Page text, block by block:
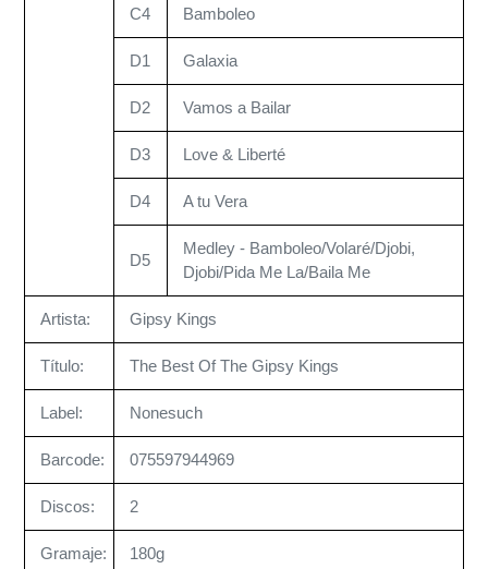
C4 Bamboleo
D1 Galaxia
D2 Vamos a Bailar
D3 Love & Liberté
D4 A tu Vera
D5
Medley - Bamboleo/Volaré/Djobi,
Djobi/Pida Me La/Baila Me
Artista: Gipsy Kings
Título: The Best Of The Gipsy Kings
Label: Nonesuch
Barcode: 075597944969
Discos: 2
Gramaje: 180g